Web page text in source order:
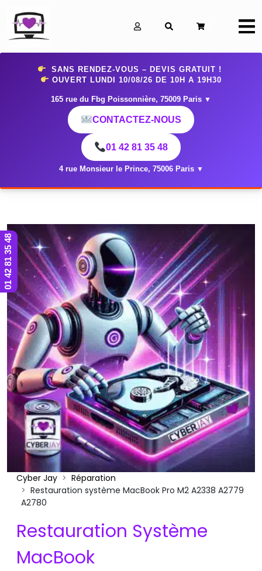
SANS RENDEZ-VOUS – DEVIS GRATUIT !
OUVERT LUNDI 10/08/26 DE 10H A 19H30
165 rue du Fbg Poissonnière, 75009 Paris ▼
CONTACTEZ-NOUS
01 42 81 35 48
4 rue Monsieur le Prince, 75006 Paris ▼
Cyber Jay
Réparation
Restauration système MacBook Pro M2 A2338 A2779
A2780
Restauration Système
MacBook
01 42 81 35 48